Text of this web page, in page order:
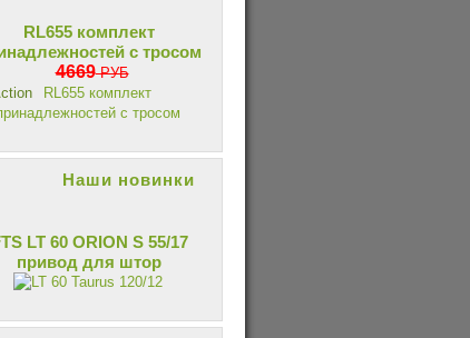
RL655 комплект
с тросом
4669РУБ
Наши новинки
LT 60 ORION S 55/17
привод для штор